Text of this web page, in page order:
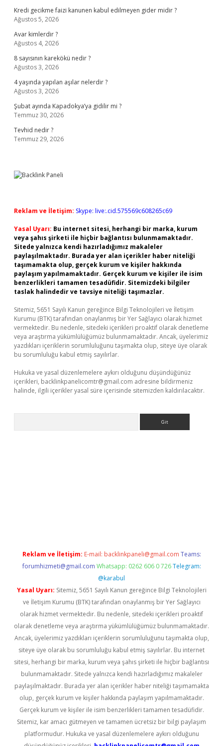
Kredi gecikme faizi kanunen kabul edilmeyen gider midir ?
Ağustos 5, 2026
Avar kimlerdir ?
Ağustos 4, 2026
8 sayısının karekökü nedir ?
Ağustos 3, 2026
4 yaşında yapılan aşılar nelerdir ?
Ağustos 3, 2026
Şubat ayında Kapadokya’ya gidilir mi ?
Temmuz 30, 2026
Tevhid nedir ?
Temmuz 29, 2026
Reklam ve İletişim: Skype: live:.cid.575569c608265c69
Yasal Uyarı: Bu internet sitesi, herhangi bir marka, kurum
veya şahıs şirketi ile hiçbir bağlantısı bulunmamaktadır.
Sitede yalnızca kendi hazırladığımız makaleler
paylaşılmaktadır. Burada yer alan içerikler haber niteliği
taşımamakta olup, gerçek kurum ve kişiler hakkında
paylaşım yapılmamaktadır. Gerçek kurum ve kişiler ile isim
benzerlikleri tamamen tesadüfidir. Sitemizdeki bilgiler
taslak halindedir ve tavsiye niteliği taşımazlar.
Sitemiz, 5651 Sayılı Kanun gereğince Bilgi Teknolojileri ve İletişim
Kurumu (BTK) tarafından onaylanmış bir Yer Sağlayıcı olarak hizmet
vermektedir. Bu nedenle, sitedeki içerikleri proaktif olarak denetleme
veya araştırma yükümlülüğümüz bulunmamaktadır. Ancak, üyelerimiz
yazdıkları içeriklerin sorumluluğunu taşımakta olup, siteye üye olarak
bu sorumluluğu kabul etmiş sayılırlar.
Hukuka ve yasal düzenlemelere aykırı olduğunu düşündüğünüz
içerikleri, backlinkpanelicomtr@gmail.com adresine bildirmeniz
halinde, ilgili içerikler yasal süre içerisinde sitemizden kaldırılacaktır.
Reklam ve İletişim: E-mail: backlinkpaneli@gmail.com Teams:
forumhizmeti@gmail.com Whatsapp: 0262 606 0 726 Telegram:
@karabul
Yasal Uyarı: Sitemiz, 5651 Sayılı Kanun gereğince Bilgi Teknolojileri
ve İletişim Kurumu (BTK) tarafından onaylanmış bir Yer Sağlayıcı
olarak hizmet vermektedir. Bu nedenle, sitedeki içerikleri proaktif
olarak denetleme veya araştırma yükümlülüğümüz bulunmamaktadır.
Ancak, üyelerimiz yazdıkları içeriklerin sorumluluğunu taşımakta olup,
siteye üye olarak bu sorumluluğu kabul etmiş sayılırlar. Bu internet
sitesi, herhangi bir marka, kurum veya şahıs şirketi ile hiçbir bağlantısı
bulunmamaktadır. Sitede yalnızca kendi hazırladığımız makaleler
paylaşılmaktadır. Burada yer alan içerikler haber niteliği taşımamakta
olup, gerçek kurum ve kişiler hakkında paylaşım yapılmamaktadır.
Gerçek kurum ve kişiler ile isim benzerlikleri tamamen tesadüfidir.
Sitemiz, kar amacı gütmeyen ve tamamen ücretsiz bir bilgi paylaşım
platformudur. Hukuka ve yasal düzenlemelere aykırı olduğunu